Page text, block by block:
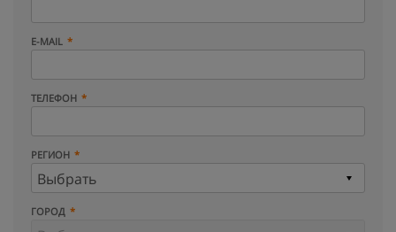
E-MAIL
ТЕЛЕФОН
РЕГИОН
ГОРОД